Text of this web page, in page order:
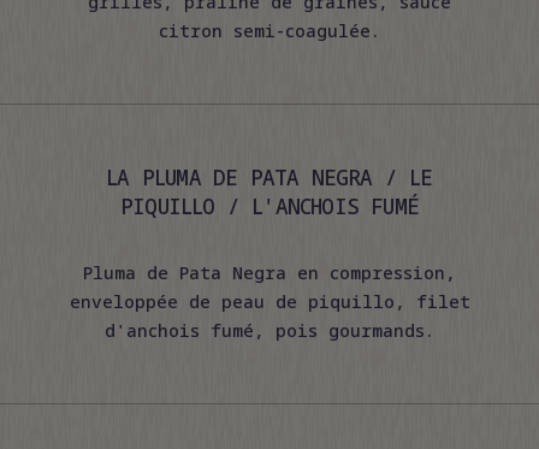
citron semi-coagulée.
LA PLUMA DE PATA NEGRA / LE
PIQUILLO / L'ANCHOIS FUMÉ
Pluma de Pata Negra en compression,
enveloppée de peau de piquillo, filet
d'anchois fumé, pois gourmands.